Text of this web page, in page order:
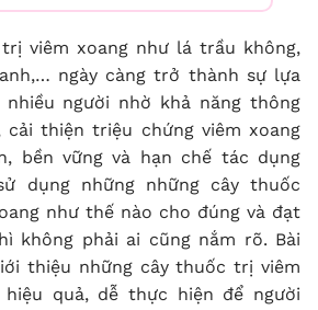
viêm xoang như lá trầu không,
ngày càng trở thành sự lựa
người nhờ khả năng thông
cải thiện triệu chứng viêm xoang
bền vững và hạn chế tác dụng
dụng những những cây thuốc
như thế nào cho đúng và đạt
không phải ai cũng nắm rõ. Bài
thiệu những cây thuốc trị viêm
quả, dễ thực hiện để người